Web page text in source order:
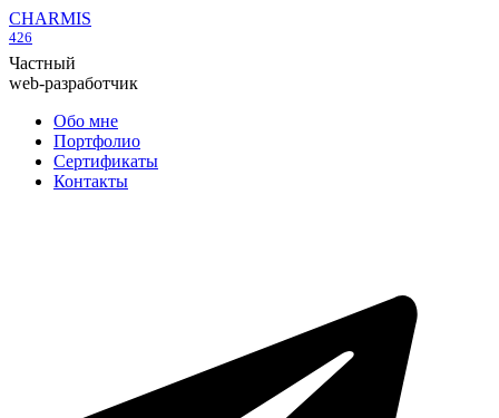
CHARMIS
426
Частный
web-разработчик
Обо мне
Портфолио
Сертификаты
Контакты